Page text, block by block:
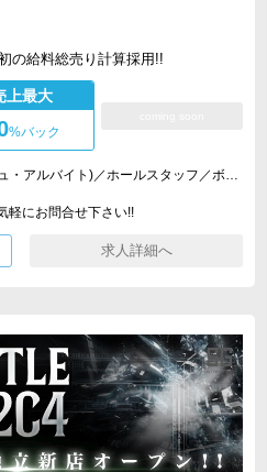
の給料総売り計算採用!!
上最大
%バック
ホスト(レギュラー・準レギュ・アルバイト)／ホールスタッフ／ボーイ
軽にお問合せ下さい!!
求人詳細へ